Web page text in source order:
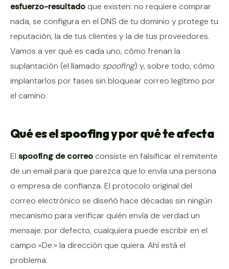
esfuerzo-resultado que existen: no requiere comprar
nada, se configura en el DNS de tu dominio y protege tu
reputación, la de tus clientes y la de tus proveedores.
Vamos a ver qué es cada uno, cómo frenan la
suplantación (el llamado spoofing) y, sobre todo, cómo
implantarlos por fases sin bloquear correo legítimo por
el camino.
Qué es el spoofing y por qué te afecta
El spoofing de correo consiste en falsificar el remitente
de un email para que parezca que lo envía una persona
o empresa de confianza. El protocolo original del
correo electrónico se diseñó hace décadas sin ningún
mecanismo para verificar quién envía de verdad un
mensaje: por defecto, cualquiera puede escribir en el
campo «De:» la dirección que quiera. Ahí está el
problema.